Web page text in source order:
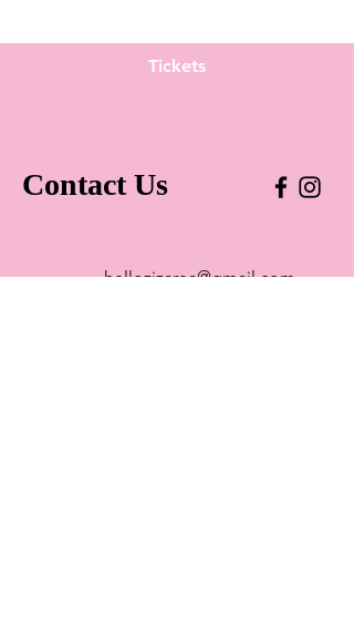
Tickets
Contact Us
hellozizarea@gmail.com